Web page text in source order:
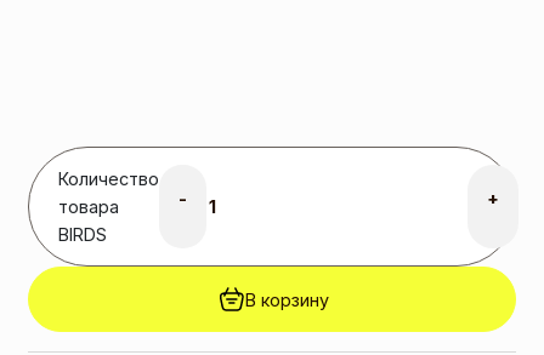
Количество
товара
BIRDS
- +
В корзину